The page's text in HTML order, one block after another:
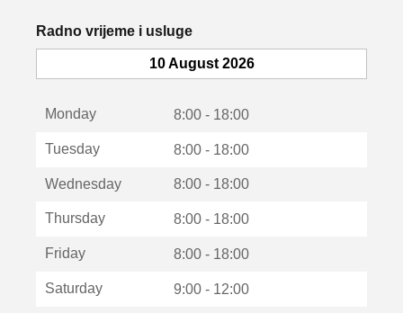
k
o
u
Radno vrijeme i usluge
10 August 2026
Monday 8:00 - 18:00
Tuesday 8:00 - 18:00
Wednesday 8:00 - 18:00
Thursday 8:00 - 18:00
Friday 8:00 - 18:00
Saturday 9:00 - 12:00